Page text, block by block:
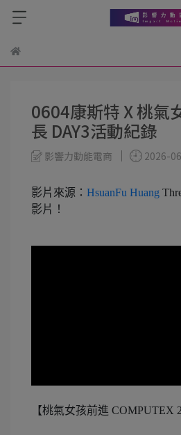
0604康斯特 X 桃氣
長 DAY3活動紀錄
影響力動能電商 2026-
影片來源： HsuanFu Huang
影片！
【桃氣女孩前進 COMPUTEX